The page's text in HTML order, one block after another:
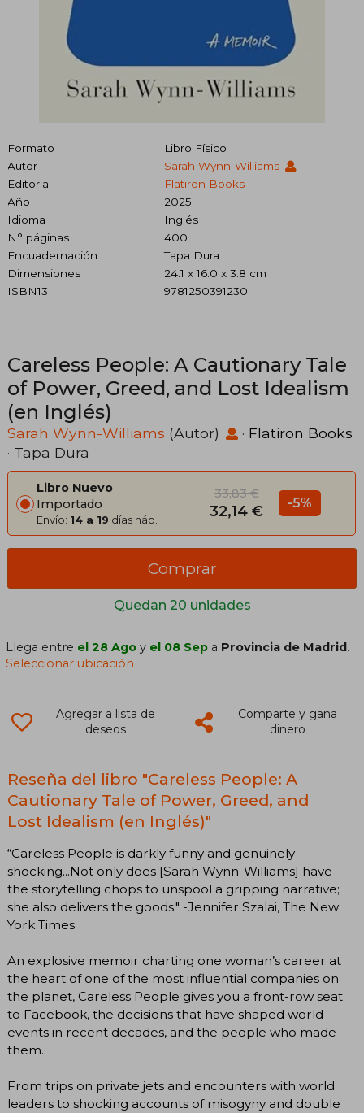
Formato
Libro Físico
Autor
Sarah Wynn-Williams
Editorial
Flatiron Books
Año
2025
Idioma
Inglés
N° páginas
400
Encuadernación
Tapa Dura
Dimensiones
24.1 x 16.0 x 3.8 cm
ISBN13
9781250391230
Careless People: A Cautionary Tale
of Power, Greed, and Lost Idealism
(en Inglés)
Sarah Wynn-Williams (Autor) · Flatiron Books
· Tapa Dura
Libro Nuevo
Importado
Envío: 14 a 19 días háb.
33,83 €
32,14 € -5%
Quedan 20 unidades
Comprar
Llega entre el 28 Ago y el 08 Sep a Provincia de Madrid.
Seleccionar ubicación
Agregar a lista de
deseos
Comparte y gana
dinero
Reseña del libro "Careless People: A
Cautionary Tale of Power, Greed, and
Lost Idealism (en Inglés)"
“Careless People is darkly funny and genuinely
shocking...Not only does [Sarah Wynn-Williams] have
the storytelling chops to unspool a gripping narrative;
she also delivers the goods." -Jennifer Szalai, The New
York Times
An explosive memoir charting one woman’s career at
the heart of one of the most influential companies on
the planet, Careless People gives you a front-row seat
to Facebook, the decisions that have shaped world
events in recent decades, and the people who made
them.
From trips on private jets and encounters with world
leaders to shocking accounts of misogyny and double